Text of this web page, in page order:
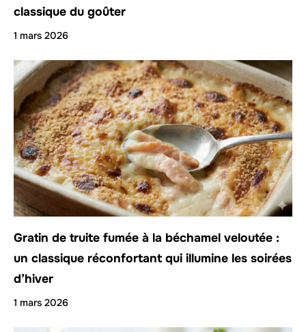
classique du goûter
1 mars 2026
Gratin de truite fumée à la béchamel veloutée :
un classique réconfortant qui illumine les soirées
d’hiver
1 mars 2026